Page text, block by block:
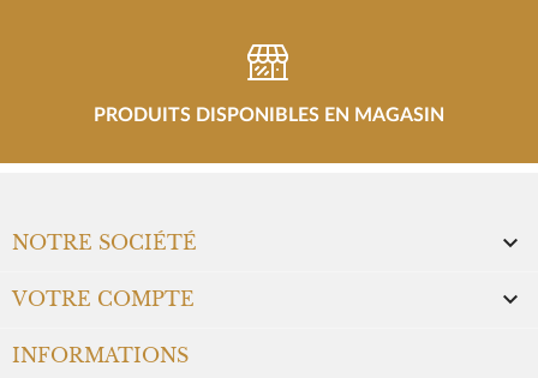
PRODUITS DISPONIBLES EN MAGASIN
NOTRE SOCIÉTÉ 
VOTRE COMPTE 
INFORMATIONS